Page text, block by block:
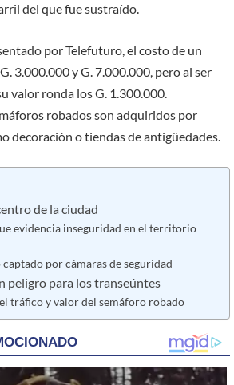
del que fue sustraído.
por Telefuturo, el costo de un
3.000.000 y G. 7.000.000, pero al ser
valor ronda los G. 1.300.000.
robados son adquiridos por
decoración o tiendas de antigüedades.
de la ciudad
evidencia inseguridad en el territorio
por cámaras de seguridad
peligro para los transeúntes
tráfico y valor del semáforo robado